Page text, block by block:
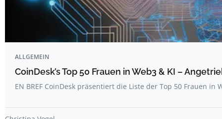
ALLGEMEIN
CoinDesk’s Top 50 Frauen in Web3 & KI –
EN BREF CoinDesk präsentiert die Liste der Top 50 Frauen in